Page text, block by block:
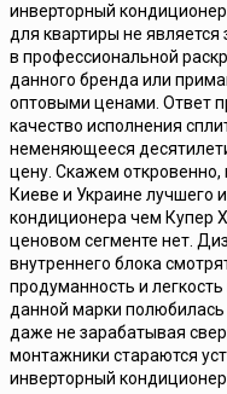
инверторный
для квартиры не
в профессиональной
данного бренда или
оптовыми ценами. Ответ
качество исполнения
неменяющееся
цену. Скажем
Киеве и Украине лучшего
кондиционера чем Купер
ценовом сегменте нет.
внутреннего блока
продуманность и
данной марки
даже не зарабатывая
монтажники стараются
инверторный